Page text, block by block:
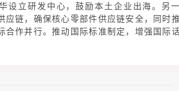
设立研发中心，鼓励本土企业出海。另
应链，确保核心零部件供应链安全，同时
合作并行。推动国际标准制定，增强国际